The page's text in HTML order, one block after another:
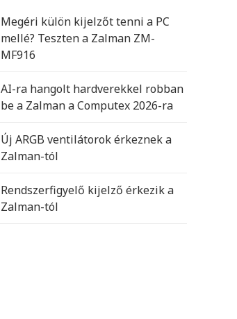
Megéri külön kijelzőt tenni a PC
mellé? Teszten a Zalman ZM-
MF916
AI-ra hangolt hardverekkel robban
be a Zalman a Computex 2026-ra
Új ARGB ventilátorok érkeznek a
Zalman-tól
Rendszerfigyelő kijelző érkezik a
Zalman-tól